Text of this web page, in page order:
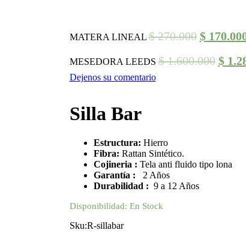
MATERA LINEAL $270.000 $
MESEDORA LEEDS $1.600.000 $
Dejenos su comentario
Silla Bar
Estructura: Hierro
Fibra: Rattan Sintético.
Cojineria : Tela anti fluido tipo lona
Garantía : 2 Años
Durabilidad : 9 a 12 Años
Disponibilidad: En Stock
Sku:R-sillabar